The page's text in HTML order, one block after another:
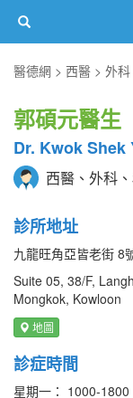
醫德網
西醫 外科
郭碩元醫生
Dr. Kwok Shek
西醫、外科
診所地址
九龍旺角亞皆老街 8
Suite 05, 38/F,
Mongkok, Kowloon
地圖
診症時間
星期一： 1000-1800